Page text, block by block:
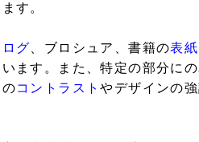
す。
グ 、ブロシュア、書籍の表紙
ます。また、特定の部分にの
コントラストやデザインの